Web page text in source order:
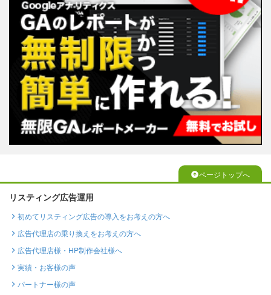
ページトップへ
リスティング広告運用
初めてリスティング広告の導入をお考えの方へ
広告代理店の乗り換えをお考えの方へ
広告代理店様・HP制作会社様へ
実績・お客様の声
パートナー様の声